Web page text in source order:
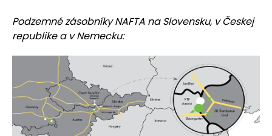
Podzemné zásobníky NAFTA na Slovensku, v Českej
republike a v Nemecku: